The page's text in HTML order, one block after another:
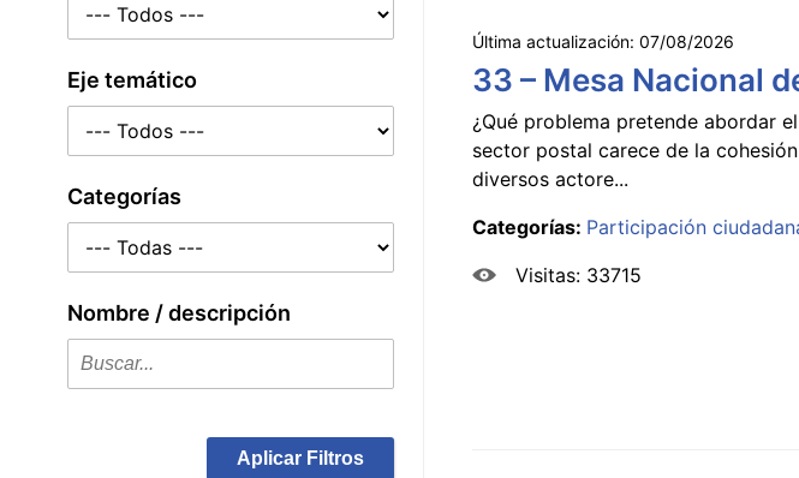
Eje temático
Categorías
Nombre / descripción
Aplicar Filtros
Última actualización: 07/08/2026
33 – Mesa Nacional
¿Qué problema pretende abordar
sector postal carece de la
diversos actore...
Categorías: Participación
Visitas: 33715